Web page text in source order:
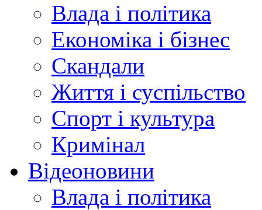
Влада і політика
Економіка і бізнес
Скандали
Життя і суспільство
Спорт і культура
Кримінал
Відеоновини
Влада і політика